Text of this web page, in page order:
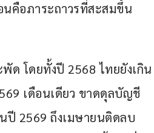
คือภาระถาวรที่สะสมขึ้น
ด โดยทั้งปี 2568 ไทยยังเกิน
เดือนเดียว ขาดดุลบัญชี
ปี 2569 ถึงเมษายนติดลบ